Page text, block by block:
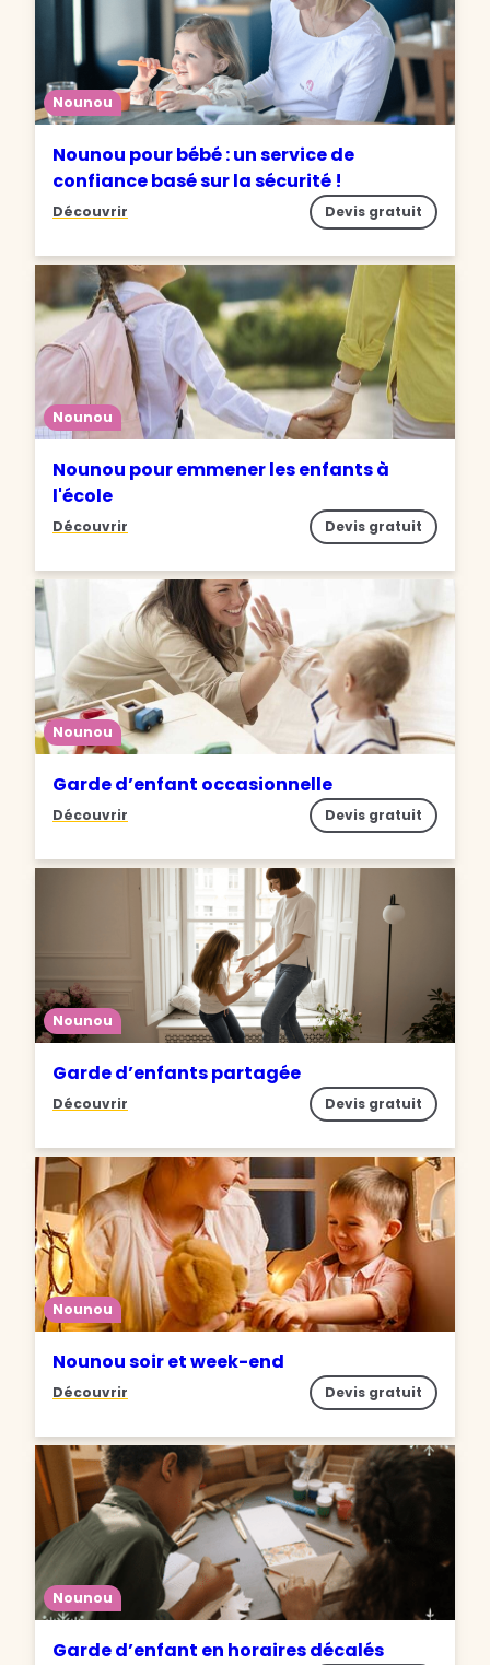
Nounou
Nounou pour bébé : un service de
confiance basé sur la sécurité !
Découvrir Devis gratuit
Nounou
Nounou pour emmener les enfants à
l'école
Découvrir Devis gratuit
Nounou
Garde d’enfant occasionnelle
Découvrir Devis gratuit
Nounou
Garde d’enfants partagée
Découvrir Devis gratuit
Nounou
Nounou soir et week-end
Découvrir Devis gratuit
Nounou
Garde d’enfant en horaires décalés